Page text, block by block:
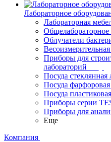
Лабораторное
Лабораторная
Общелабораторное
Облучатели
Приборы для
лабораторий
Посуда стеклянная
Посуда фарфоровая
Посуда
Приборы серии
Приборы для
Еще
Компания